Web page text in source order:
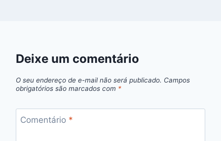
Deixe um comentário
O seu endereço de e-mail não será publicado. Campos
obrigatórios são marcados com *
Comentário *